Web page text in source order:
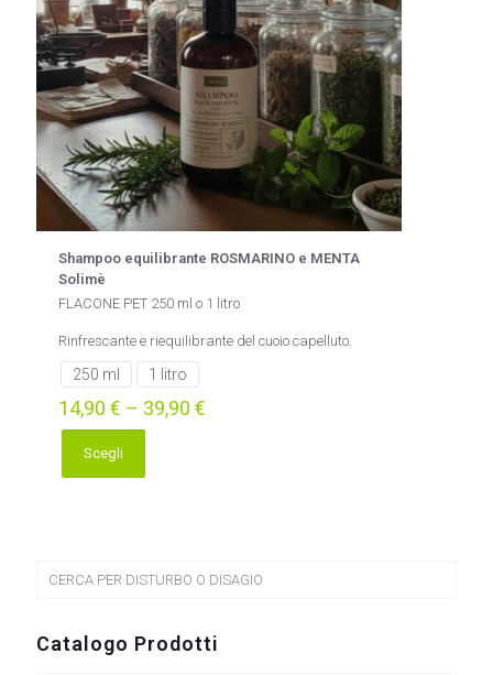
Shampoo equilibrante ROSMARINO e MENTA
Solimè
FLACONE PET 250 ml o 1 litro
Rinfrescante e riequilibrante del cuoio capelluto.
250 ml 1 litro
14,90 € – 39,90 €
Scegli
Questo
prodotto
opzioni
scelte
CERCA PER DISTURBO O DISAGIO
Catalogo Prodotti